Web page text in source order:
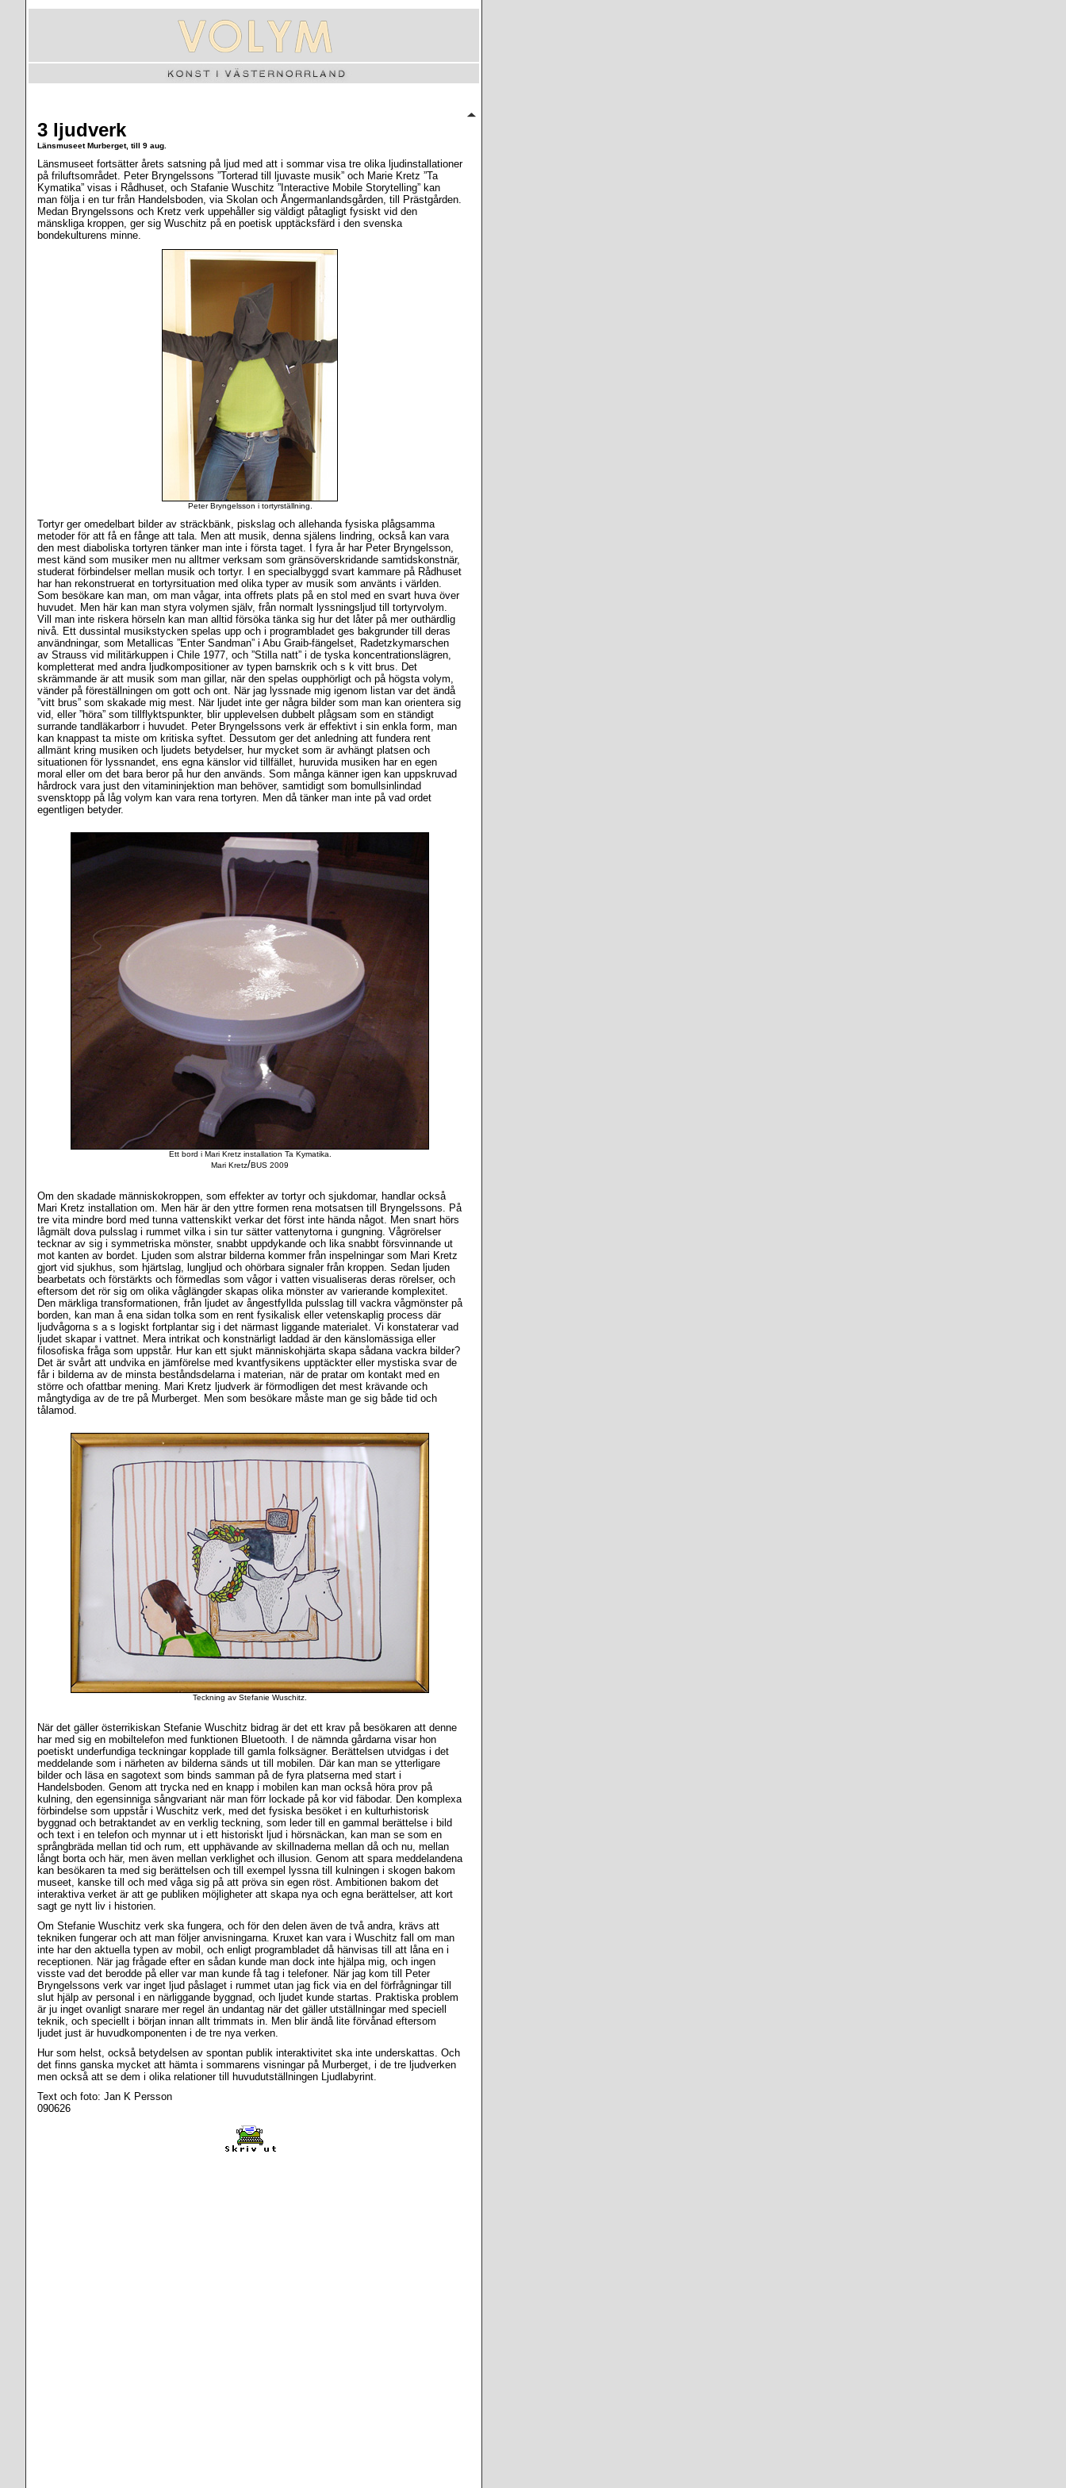
3 ljudverk
Länsmuseet Murberget, till 9 aug.
Länsmuseet fortsätter årets satsning på ljud med att i sommar visa tre olika ljudinstallationer
på friluftsområdet. Peter Bryngelssons ”Torterad till ljuvaste musik” och Marie Kretz ”Ta
Kymatika” visas i Rådhuset, och Stafanie Wuschitz ”Interactive Mobile Storytelling” kan
man följa i en tur från Handelsboden, via Skolan och Ångermanlandsgården, till Prästgården.
Medan Bryngelssons och Kretz verk uppehåller sig väldigt påtagligt fysiskt vid den
mänskliga kroppen, ger sig Wuschitz på en poetisk upptäcksfärd i den svenska
bondekulturens minne.
Peter Bryngelsson i tortyrställning.
Tortyr ger omedelbart bilder av sträckbänk, piskslag och allehanda fysiska plågsamma
metoder för att få en fånge att tala. Men att musik, denna själens lindring, också kan vara
den mest diaboliska tortyren tänker man inte i första taget. I fyra år har Peter Bryngelsson,
mest känd som musiker men nu alltmer verksam som gränsöverskridande samtidskonstnär,
studerat förbindelser mellan musik och tortyr. I en specialbyggd svart kammare på Rådhuset
har han rekonstruerat en tortyrsituation med olika typer av musik som använts i världen.
Som besökare kan man, om man vågar, inta offrets plats på en stol med en svart huva över
huvudet. Men här kan man styra volymen själv, från normalt lyssningsljud till tortyrvolym.
Vill man inte riskera hörseln kan man alltid försöka tänka sig hur det låter på mer outhärdlig
nivå. Ett dussintal musikstycken spelas upp och i programbladet ges bakgrunder till deras
användningar, som Metallicas ”Enter Sandman” i Abu Graib-fängelset, Radetzkymarschen
av Strauss vid militärkuppen i Chile 1977, och ”Stilla natt” i de tyska koncentrationslägren,
kompletterat med andra ljudkompositioner av typen barnskrik och s k vitt brus. Det
skrämmande är att musik som man gillar, när den spelas oupphörligt och på högsta volym,
vänder på föreställningen om gott och ont. När jag lyssnade mig igenom listan var det ändå
”vitt brus” som skakade mig mest. När ljudet inte ger några bilder som man kan orientera sig
vid, eller ”höra” som tillflyktspunkter, blir upplevelsen dubbelt plågsam som en ständigt
surrande tandläkarborr i huvudet. Peter Bryngelssons verk är effektivt i sin enkla form, man
kan knappast ta miste om kritiska syftet. Dessutom ger det anledning att fundera rent
allmänt kring musiken och ljudets betydelser, hur mycket som är avhängt platsen och
situationen för lyssnandet, ens egna känslor vid tillfället, huruvida musiken har en egen
moral eller om det bara beror på hur den används. Som många känner igen kan uppskruvad
hårdrock vara just den vitamininjektion man behöver, samtidigt som bomullsinlindad
svensktopp på låg volym kan vara rena tortyren. Men då tänker man inte på vad ordet
egentligen betyder.
Ett bord i Mari Kretz installation Ta Kymatika.
Mari Kretz/BUS 2009
Om den skadade människokroppen, som effekter av tortyr och sjukdomar, handlar också
Mari Kretz installation om. Men här är den yttre formen rena motsatsen till Bryngelssons. På
tre vita mindre bord med tunna vattenskikt verkar det först inte hända något. Men snart hörs
lågmält dova pulsslag i rummet vilka i sin tur sätter vattenytorna i gungning. Vågrörelser
tecknar av sig i symmetriska mönster, snabbt uppdykande och lika snabbt försvinnande ut
mot kanten av bordet. Ljuden som alstrar bilderna kommer från inspelningar som Mari Kretz
gjort vid sjukhus, som hjärtslag, lungljud och ohörbara signaler från kroppen. Sedan ljuden
bearbetats och förstärkts och förmedlas som vågor i vatten visualiseras deras rörelser, och
eftersom det rör sig om olika våglängder skapas olika mönster av varierande komplexitet.
Den märkliga transformationen, från ljudet av ångestfyllda pulsslag till vackra vågmönster på
borden, kan man å ena sidan tolka som en rent fysikalisk eller vetenskaplig process där
ljudvågorna s a s logiskt fortplantar sig i det närmast liggande materialet. Vi konstaterar vad
ljudet skapar i vattnet. Mera intrikat och konstnärligt laddad är den känslomässiga eller
filosofiska fråga som uppstår. Hur kan ett sjukt människohjärta skapa sådana vackra bilder?
Det är svårt att undvika en jämförelse med kvantfysikens upptäckter eller mystiska svar de
får i bilderna av de minsta beståndsdelarna i materian, när de pratar om kontakt med en
större och ofattbar mening. Mari Kretz ljudverk är förmodligen det mest krävande och
mångtydiga av de tre på Murberget. Men som besökare måste man ge sig både tid och
tålamod.
Teckning av Stefanie Wuschitz.
När det gäller österrikiskan Stefanie Wuschitz bidrag är det ett krav på besökaren att denne
har med sig en mobiltelefon med funktionen Bluetooth. I de nämnda gårdarna visar hon
poetiskt underfundiga teckningar kopplade till gamla folksägner. Berättelsen utvidgas i det
meddelande som i närheten av bilderna sänds ut till mobilen. Där kan man se ytterligare
bilder och läsa en sagotext som binds samman på de fyra platserna med start i
Handelsboden. Genom att trycka ned en knapp i mobilen kan man också höra prov på
kulning, den egensinniga sångvariant när man förr lockade på kor vid fäbodar. Den komplexa
förbindelse som uppstår i Wuschitz verk, med det fysiska besöket i en kulturhistorisk
byggnad och betraktandet av en verklig teckning, som leder till en gammal berättelse i bild
och text i en telefon och mynnar ut i ett historiskt ljud i hörsnäckan, kan man se som en
språngbräda mellan tid och rum, ett upphävande av skillnaderna mellan då och nu, mellan
långt borta och här, men även mellan verklighet och illusion. Genom att spara meddelandena
kan besökaren ta med sig berättelsen och till exempel lyssna till kulningen i skogen bakom
museet, kanske till och med våga sig på att pröva sin egen röst. Ambitionen bakom det
interaktiva verket är att ge publiken möjligheter att skapa nya och egna berättelser, att kort
sagt ge nytt liv i historien.
Om Stefanie Wuschitz verk ska fungera, och för den delen även de två andra, krävs att
tekniken fungerar och att man följer anvisningarna. Kruxet kan vara i Wuschitz fall om man
inte har den aktuella typen av mobil, och enligt programbladet då hänvisas till att låna en i
receptionen. När jag frågade efter en sådan kunde man dock inte hjälpa mig, och ingen
visste vad det berodde på eller var man kunde få tag i telefoner. När jag kom till Peter
Bryngelssons verk var inget ljud påslaget i rummet utan jag fick via en del förfrågningar till
slut hjälp av personal i en närliggande byggnad, och ljudet kunde startas. Praktiska problem
är ju inget ovanligt snarare mer regel än undantag när det gäller utställningar med speciell
teknik, och speciellt i början innan allt trimmats in. Men blir ändå lite förvånad eftersom
ljudet just är huvudkomponenten i de tre nya verken.
Hur som helst, också betydelsen av spontan publik interaktivitet ska inte underskattas. Och
det finns ganska mycket att hämta i sommarens visningar på Murberget, i de tre ljudverken
men också att se dem i olika relationer till huvudutställningen Ljudlabyrint.
Text och foto: Jan K Persson
090626